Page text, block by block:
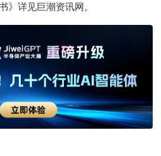
》详见巨潮资讯网。